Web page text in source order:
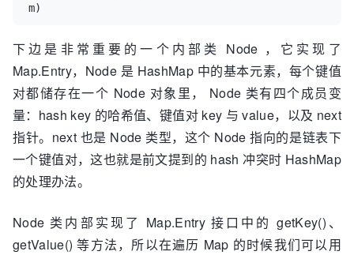
m)
下边是非常重要的一个内部类 Node ，它实现了
Map.Entry，Node 是 HashMap 中的基本元素，每个键值
对都储存在一个 Node 对象里， Node 类有四个成员变
量：hash key 的哈希值、键值对 key 与 value，以及 next
指针。next 也是 Node 类型，这个 Node 指向的是链表下
一个键值对，这也就是前文提到的 hash 冲突时 HashMap
的处理办法。
Node 类内部实现了 Map.Entry 接口中的 getKey()、
getValue() 等方法，所以在遍历 Map 的时候我们可以用